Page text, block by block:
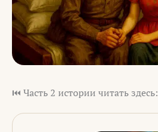
⏮️ Часть 2 истории читать здесь: